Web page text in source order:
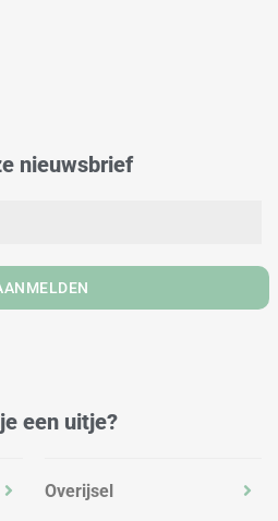
nieuwsbrief
een uitje?
Overijsel